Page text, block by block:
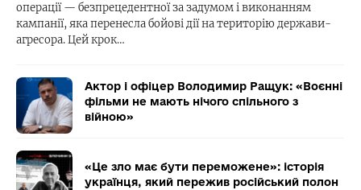
операції — безпрецедентної за задумом і виконанням
кампанії, яка перенесла бойові дії на територію держави-
агресора. Цей крок…
Актор і офіцер Володимир Ращук: «Воєнні
фільми не мають нічого спільного з
війною»
«Це зло має бути переможене»: історія
українця, який пережив російський полон